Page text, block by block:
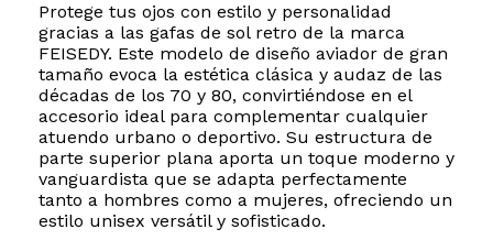
Protege tus ojos con estilo y personalidad
gracias a las gafas de sol retro de la marca
FEISEDY. Este modelo de diseño aviador de gran
tamaño evoca la estética clásica y audaz de las
décadas de los 70 y 80, convirtiéndose en el
accesorio ideal para complementar cualquier
atuendo urbano o deportivo. Su estructura de
parte superior plana aporta un toque moderno y
vanguardista que se adapta perfectamente
tanto a hombres como a mujeres, ofreciendo un
estilo unisex versátil y sofisticado.